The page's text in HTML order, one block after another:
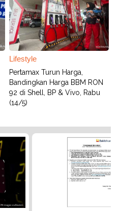
Lifestyle
Pertamax Turun Harga,
Bandingkan Harga BBM RON
92 di Shell, BP & Vivo, Rabu
(14/5)